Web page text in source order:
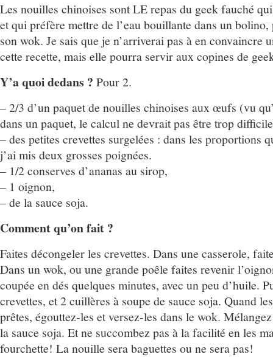
Les nouilles chinoises sont LE repas du geek fauché
et qui préfère mettre de l’eau bouillante dans un
son wok. Je sais que je n’arriverai pas à en convaincre
cette recette, mais elle pourra servir aux copines de
Y’a quoi dedans ? Pour 2.
– 2/3 d’un paquet de nouilles chinoises aux œufs (vu
dans un paquet, le calcul ne devrait pas être trop
– des petites crevettes surgelées : dans les proportions
j’ai mis deux grosses poignées.
– 1/2 conserves d’ananas au sirop,
– 1 oignon,
– de la sauce soja.
Comment qu’on fait ?
Faites décongeler les crevettes. Dans une casserole,
Dans un wok, ou une grande poêle faites revenir
coupée en dés quelques minutes, avec un peu d’huile.
crevettes, et 2 cuillères à soupe de sauce soja. Quand
prêtes, égouttez-les et versez-les dans le wok.
la sauce soja. Et ne succombez pas à la facilité en les
fourchette! La nouille sera baguettes ou ne sera pas!